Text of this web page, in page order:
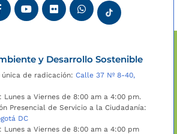
y Desarrollo Sostenible
de radicación: Calle 37 Nº 8-40,
Lunes a Viernes de 8:00 am a 4:00 pm.
Presencial de Servicio a la Ciudadanía:
DC
Lunes a Viernes de 8:00 am a 4:00 pm